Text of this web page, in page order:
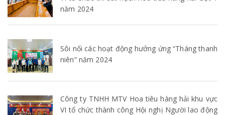
năm 2024
Sôi nổi các hoạt động hưởng ứng “Tháng thanh
niên” năm 2024
Công ty TNHH MTV Hoa tiêu hàng hải khu vực
VI tổ chức thành công Hội nghị Người lao động